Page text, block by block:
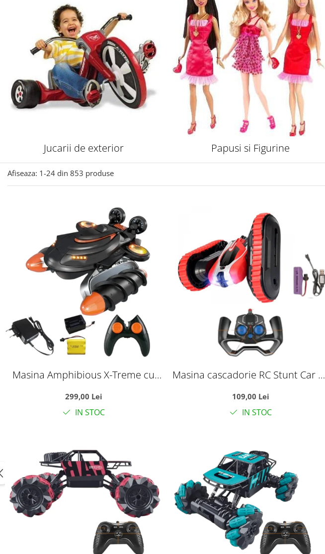
Jucarii de exterior Papusi si Figurine
Afiseaza: 1-24 din 853 produse
Masina Amphibious X-Treme cu
pe apa, zapada si uscat, +3 ani
299,00 Lei
IN STOC
Masina cascadorie RC Stunt Car cu
si acumulator, rosu
109,00 Lei
IN STOC